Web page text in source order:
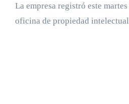
La empresa registró este
oficina de propiedad